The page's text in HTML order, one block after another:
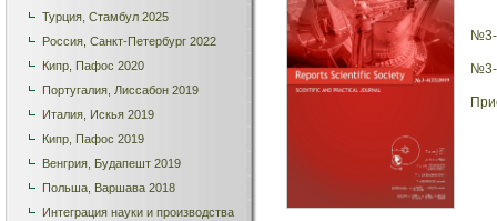
Турция, Стамбул 2025
Россия, Санкт-Петербург 2022
Кипр, Пафос 2020
Португалия, Лиссабон 2019
Италия, Искья 2019
Кипр, Пафос 2019
Венгрия, Будапешт 2019
Польша, Варшава 2018
Интеграция науки и производства
№3-
№3-